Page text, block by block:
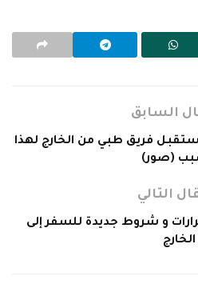
السابق
فريق طبي من الخارج لهذا
(صور)
التالي
و شروط جديدة للسفر إلى
الخارج